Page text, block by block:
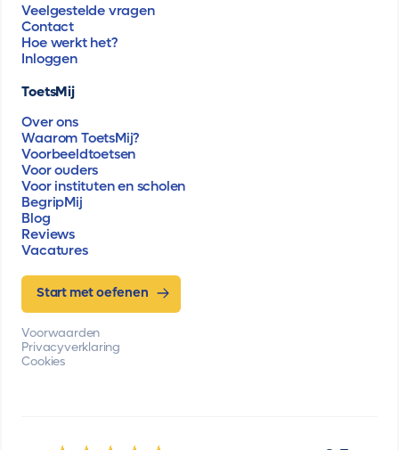
Veelgestelde vragen
Contact
Hoe werkt het?
Inloggen
ToetsMij
Over ons
Waarom ToetsMij?
Voorbeeldtoetsen
Voor ouders
Voor instituten en scholen
BegripMij
Blog
Reviews
Vacatures
Start met oefenen
Voorwaarden
Privacyverklaring
Cookies